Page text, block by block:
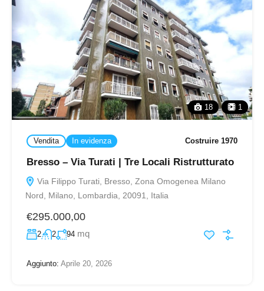
18 1
Vendita In evidenza Costruire 1970
Bresso – Via Turati | Tre Locali Ristrutturato
Via Filippo Turati, Bresso, Zona Omogenea Milano
Nord, Milano, Lombardia, 20091, Italia
€295.000,00
2 2 94 mq
Aggiunto: Aprile 20, 2026